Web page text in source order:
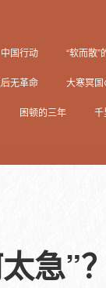
国行动 “软而散”
无革命 大寒冥国
困顿的三年 千
急”